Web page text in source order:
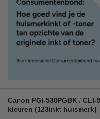
Canon PGI-530PGBK /
kleuren (123inkt huismerk)